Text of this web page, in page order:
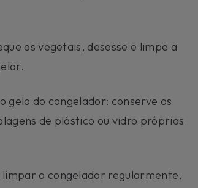
os vegetais, desosse e limpe a
do congelador: conserve os
de plástico ou vidro próprias
o congelador regularmente,